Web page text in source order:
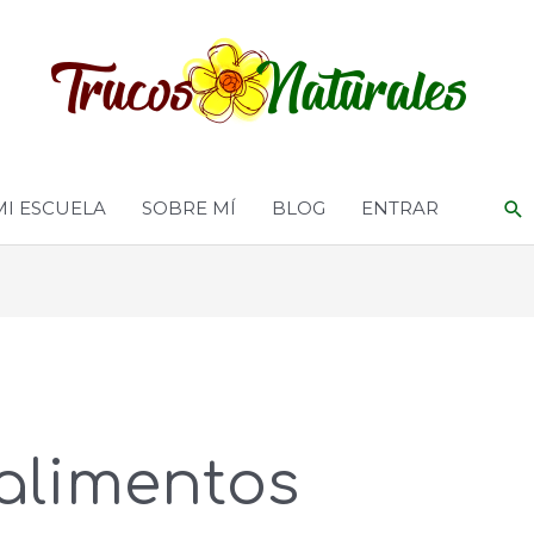
ESCUELA SOBRE MÍ BLOG ENTRAR